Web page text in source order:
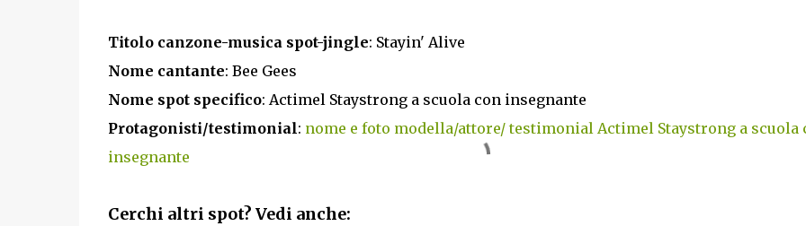
Titolo canzone-musica spot-jingle: Stayin' Alive
Nome cantante: Bee Gees
Nome spot specifico: Actimel Staystrong a scuola con insegnante
Protagonisti/testimonial: nome e foto modella/attore/ testimonial Actimel Staystrong a scuola
insegnante
Cerchi altri spot? Vedi anche: